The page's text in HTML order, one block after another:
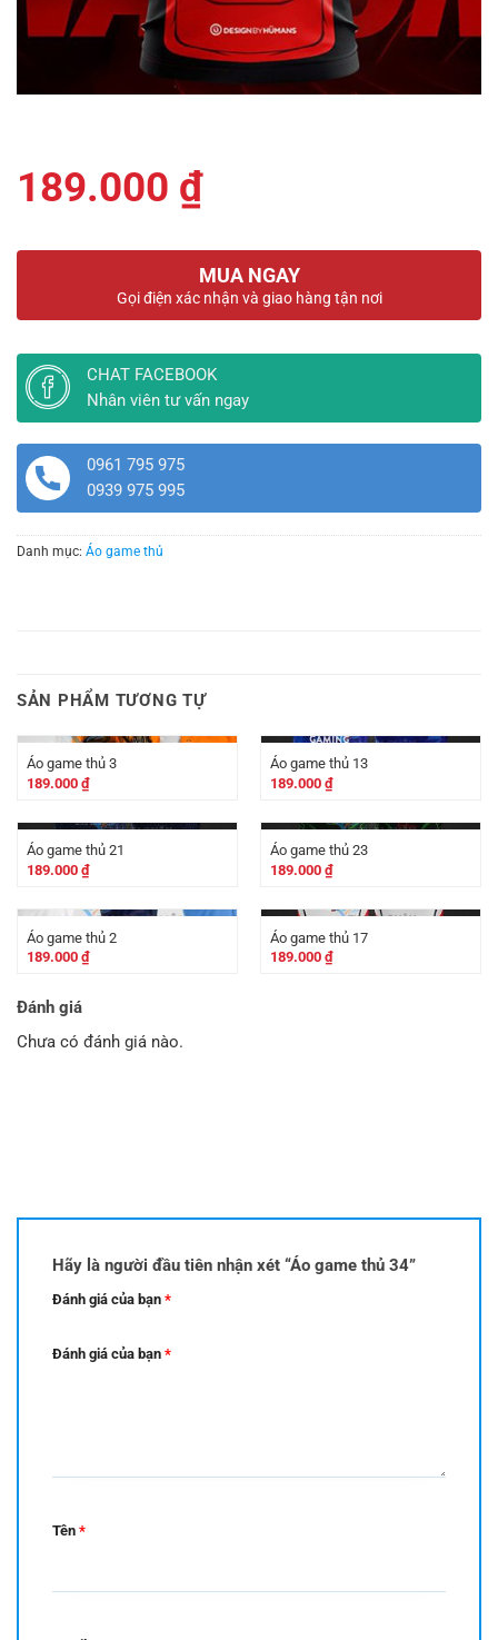
189.000 ₫
MUA NGAY
Gọi điện xác nhận và giao hàng tận nơi
CHAT FACEBOOK
Nhân viên tư vấn ngay
0961 795 975
0939 975 995
Danh mục: Áo game thủ
SẢN PHẨM TƯƠNG TỰ
Áo game thủ 3
189.000 ₫
Áo game thủ 13
189.000 ₫
Áo game thủ 21
189.000 ₫
Áo game thủ 23
189.000 ₫
Áo game thủ 2
189.000 ₫
Áo game thủ 17
189.000 ₫
Đánh giá
Chưa có đánh giá nào.
Hãy là người đầu tiên nhận xét “Áo game thủ 34”
Đánh giá của bạn *
Đánh giá của bạn *
Tên *